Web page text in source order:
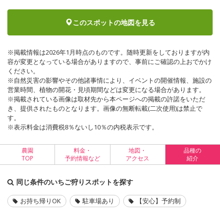
このスポットの地図を見る
※掲載情報は2026年1月時点のものです。随時更新をしておりますが内
容が変更となっている場合がありますので、事前にご確認の上おでかけ
ください。
※自然災害の影響やその他諸事情により、イベントの開催情報、施設の
営業時間、植物の開花・見頃期間などは変更になる場合があります。
※掲載されている画像は取材先から本ページへの掲載の許諾をいただ
き、提供されたものとなります。画像の無断転載(二次使用)は禁止で
す。
※表示料金は消費税8％ないし10％の内税表示です。
農園
TOP
料金・
予約情報など
地図・
アクセス
品種の
紹介
同じ条件のいちご狩りスポットを探す
お持ち帰りOK 駐車場あり 【安心】予約制